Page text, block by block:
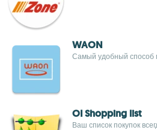
WAON
Самый удобный способ
OI Shopping list
Ваш список покупок